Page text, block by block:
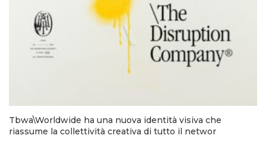
Tbwa\Worldwide ha una nuova identità visiva che
riassume la collettività creativa di tutto il networ